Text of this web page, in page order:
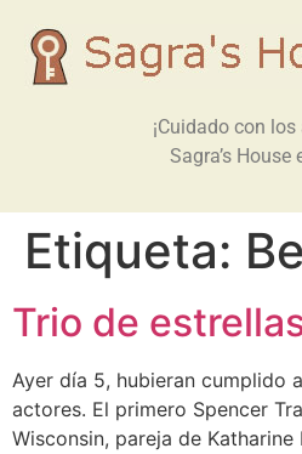
¡Cuidado con
Sagra’s House
Etiqueta:
Trio de
Ayer día 5, hubieran cumplido
actores. El primero Spencer
Wisconsin, pareja de